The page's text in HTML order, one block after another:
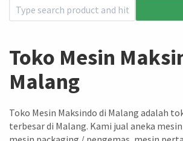
Toko Mesin
Malang
Toko Mesin Maksindo di Malang adalah
terbesar di Malang. Kami jual aneka